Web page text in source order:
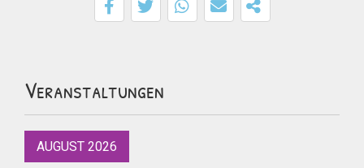
Veranstaltungen
AUGUST 2026